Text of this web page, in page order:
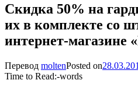
Скидка 50% на
их в комплекте со
интернет-магазине
Перевод moltenPosted on
Time to Read:-words